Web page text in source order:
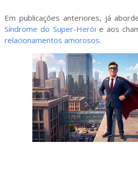
Em publicações anteriores, já
Síndrome do Super-Herói e aos
relacionamentos amorosos.